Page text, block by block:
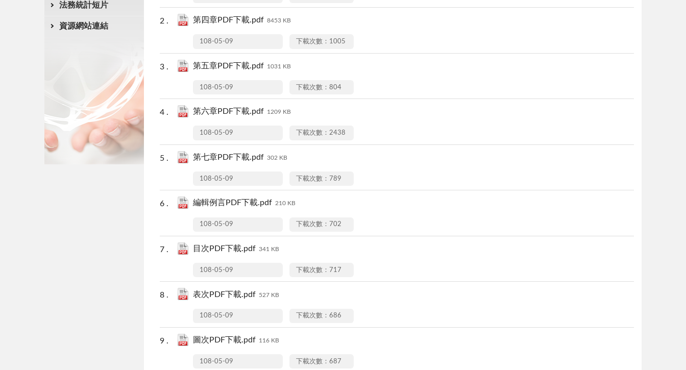
法務統計短片
資源網站連結
第四章PDF下載.pdf 8453 KB
108-05-09 下載次數：1005
第五章PDF下載.pdf 1031 KB
108-05-09 下載次數：804
第六章PDF下載.pdf 1209 KB
108-05-09 下載次數：2438
第七章PDF下載.pdf 302 KB
108-05-09 下載次數：789
編輯例言PDF下載.pdf 210 KB
108-05-09 下載次數：702
目次PDF下載.pdf 341 KB
108-05-09 下載次數：717
表次PDF下載.pdf 527 KB
108-05-09 下載次數：686
圖次PDF下載.pdf 116 KB
108-05-09 下載次數：687